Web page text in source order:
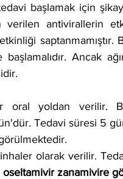
başlamak için
verilen antivirallerin
başlamalıdır. Ancak
oral yoldan verilir.
Tedavi süresi 5
oseltamivir zanamivire